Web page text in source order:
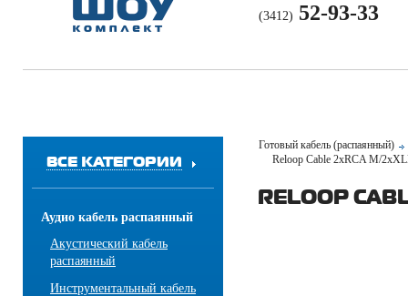
(3412) 52-93-33
ВСЕ КАТЕГОРИИ
Аудио кабель распаянный
Акустический кабель
распаянный
Инструментальный кабель
Готовый кабель (распаянный)
Reloop Cable 2xRCA M/
RELOOP